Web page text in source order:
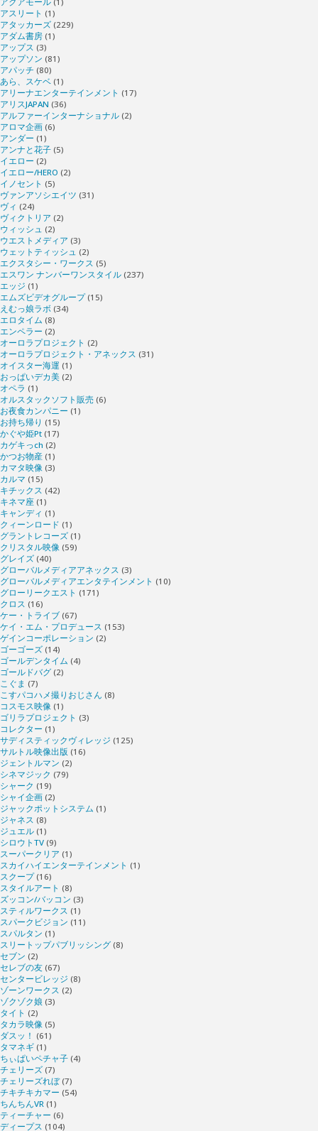
アスリート (1)
アタッカーズ (229)
アダム書房 (1)
アップス (3)
アップソン (81)
アパッチ (80)
あら、スケベ (1)
アリーナエンターテインメント (17)
アリスJAPAN (36)
アルファーインターナショナル (2)
アロマ企画 (6)
アンダー (1)
アンナと花子 (5)
イエロー (2)
イエロー/HERO (2)
イノセント (5)
ヴァンアソシエイツ (31)
ヴィ (24)
ヴィクトリア (2)
ウィッシュ (2)
ウエストメディア (3)
ウェットティッシュ (2)
エクスタシー・ワークス (5)
エスワン ナンバーワンスタイル (237)
エッジ (1)
エムズビデオグループ(15)
えむっ娘ラボ (34)
エロタイム (8)
エンペラー (2)
オーロラプロジェクト (2)
オーロラプロジェクト・アネックス (31)
オイスター海運 (1)
おっぱいデカ美 (2)
オペラ (1)
オルスタックソフト販売 (6)
お夜食カンパニー (1)
お持ち帰り (15)
かぐや姫Pt (17)
カゲキっch (2)
かつお物産 (1)
カマタ映像 (3)
カルマ (15)
キチックス (42)
キネマ座 (1)
キャンディ (1)
クィーンロード (1)
グラントレコーズ (1)
クリスタル映像 (59)
グレイズ (40)
グローバルメディアアネックス (3)
グローバルメディアエンタテインメント (10)
グローリークエスト (171)
クロス (16)
ケー・トライブ (67)
ケイ・エム・プロデュース (153)
ゲインコーポレーション (2)
ゴーゴーズ (14)
ゴールデンタイム (4)
ゴールドバグ (2)
こぐま (7)
こすパコハメ撮りおじさん (8)
コスモス映像 (1)
ゴリラプロジェクト (3)
コレクター (1)
サディスティックヴィレッジ (125)
サルトル映像出版 (16)
ジェントルマン (2)
シネマジック (79)
シャーク (19)
シャイ企画 (2)
ジャックポットシステム (1)
ジャネス (8)
ジュエル (1)
シロウトTV (9)
スーパークリア (1)
スカイハイエンターテインメント (1)
スクープ(16)
スタイルアート (8)
ズッコン/バッコン (3)
スティルワークス (1)
スパークビジョン (11)
スパルタン (1)
スリートップパブリッシング (8)
セブン (2)
セレブの友 (67)
センタービレッジ (8)
ゾーンワークス (2)
ゾクゾク娘 (3)
タイト (2)
タカラ映像 (5)
ダスッ！ (61)
タマネギ (1)
ちぃぱいペチャ子 (4)
チェリーズ (7)
チェリーズれぼ(7)
チキチキカマー (54)
ちんちんVR (1)
ティーチャー (6)
ディープス (104)